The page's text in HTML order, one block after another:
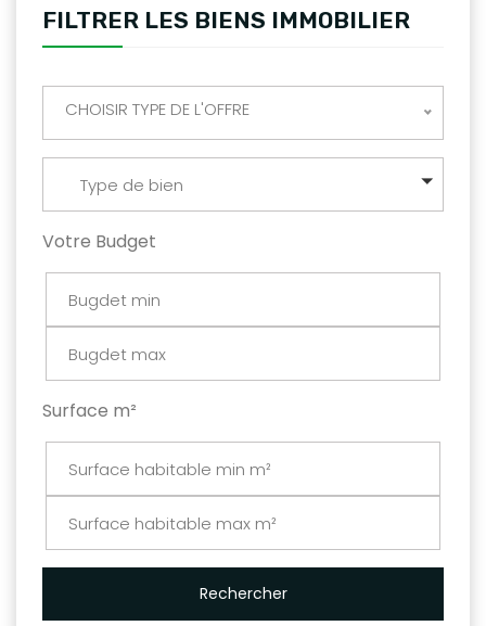
FILTRER LES BIENS IMMOBILIER
CHOISIR TYPE DE L'OFFRE
Type de bien
Votre Budget
Surface m²
Rechercher